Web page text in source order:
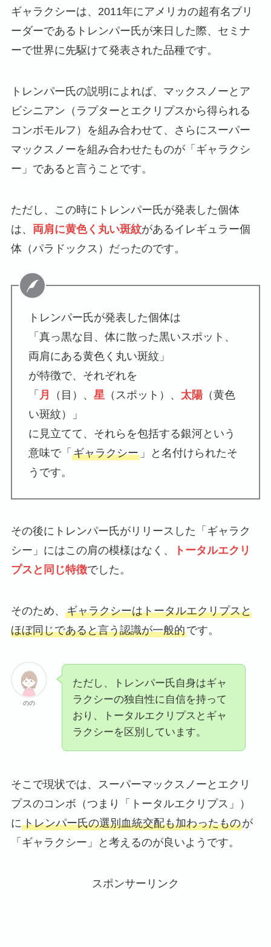
ギャラクシーは、2011年にアメリカの超有名ブリ
ーダーであるトレンパー氏が来日した際、セミナ
ーで世界に先駆けて発表された品種です。
トレンパー氏の説明によれば、マックスノーとア
ビシニアン（ラプターとエクリプスから得られる
コンボモルフ）を組み合わせて、さらにスーパー
マックスノーを組み合わせたものが「ギャラクシ
ー」であると言うことです。
ただし、この時にトレンパー氏が発表した個体
は、 両肩に黄色く丸い斑紋があるイレギュラー個
体（パラドックス）だったのです。
トレンパー氏が発表した個体は
「真っ黒な目、体に散った黒いスポット、
両肩にある黄色く丸い斑紋」
が特徴で、それぞれを
「 月 （目）、 星（スポット）、 太陽（黄色
い斑紋）」
に見立てて、それらを包括する銀河という
意味で「 ギャラクシー」と名付けられたそ
うです。
その後にトレンパー氏がリリースした「ギャラク
シー」にはこの肩の模様はなく、
トータルエクリ
プスと同じ特徴でした。
そのため、 ギャラクシーはトータルエクリプスと
ほぼ同じであると言う認識が一般的です。
のの
ただし、トレンパー氏自身はギャ
ラクシーの独自性に自信を持って
おり、トータルエクリプスとギャ
ラクシーを区別しています。
そこで現状では、スーパーマックスノーとエクリ
プスのコンボ（つまり「トータルエクリプス」）
にトレンパー氏の選別血統交配も加わったものが
「ギャラクシー」と考えるのが良いようです。
スポンサーリンク